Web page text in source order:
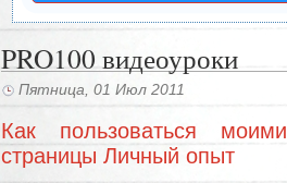
PRO100 видеоуроки
Пятница, 01 Июл 2011
Как пользоваться
страницы Личный опыт